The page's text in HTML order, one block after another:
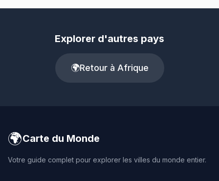
Explorer d'autres pays
🌍Retour à Afrique
🌍Carte du Monde
Votre guide complet pour explorer les villes du monde entier.